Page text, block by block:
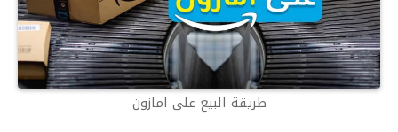
طريقة البيع على امازون